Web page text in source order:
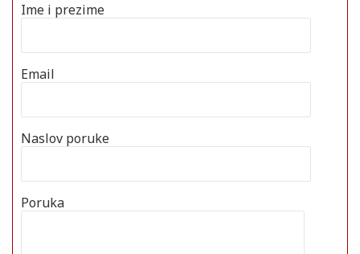
Ime i prezime
Email
Naslov poruke
Poruka